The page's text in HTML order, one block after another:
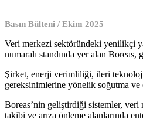
Basın Bülteni / Ekim 2025
Veri merkezi sektöründeki yenilikçi
numaralı standında yer alan
Şirket, enerji verimliliği, ileri teknoloji
gereksinimlerine yönelik soğutma ve
Boreas’nin geliştirdiği sistemler, veri
takibi ve arıza önleme alanlarında